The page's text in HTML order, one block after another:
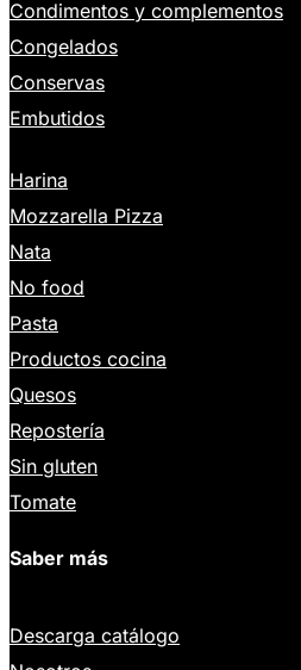
Condimentos y complementos
Congelados
Conservas
Embutidos
Harina
Mozzarella Pizza
Nata
No food
Pasta
Productos cocina
Quesos
Repostería
Sin gluten
Tomate
Saber más
Descarga catálogo